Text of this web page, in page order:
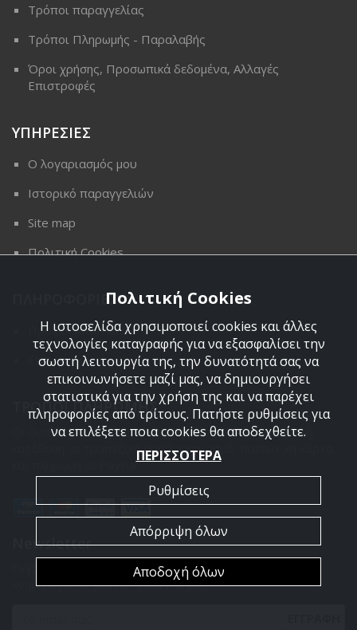
Τρόποι παραγγελίας
Τρόποι Πληρωμής - Παραλαβής
Όροι χρήσης, Προσωπικά δεδομένα, Αλλαγές
Επιστροφές
ΥΠΗΡΕΣΙΕΣ
Ο λογαριασμός μου
Ιστορικό παραγγελιών
Site map
Πολιτική Cookies
ΠΛΗΡΟΦΟΡΙΕΣ
Προφιλ ARMYland
Επικοινωνια
ΤΡΟΠΟΙ ΠΛΗΡΩΜΗΣ
Οι διαθέσιμοι τρόποι πληρωμής είναι η Αντικαταβολή,
κατάθεση σε τραπεζικό μας λογαριασμό, πιστωτική κάρτα
και πληρωμή με PayPal.
Newsletter
Εγγραφείτε στο newsletter μας για να είσαστε πάντα
ενημερωμένοι για τα προϊόντα μας.
Πολιτική Cookies
Η ιστοσελίδα χρησιμοποιεί cookies και άλλες
τεχνολογίες καταγραφής για να εξασφαλίσει την
σωστή λειτουργία της, την δυνατότητά σας να
επικοινωνήσετε μαζί μας, να δημιουργήσει
στατιστικά για την χρήση της και να παρέχει
πληροφορίες από τρίτους. Πατήστε ρυθμίσεις για
να επιλέξετε ποια cookies θα αποδεχθείτε.
ΠΕΡΙΣΣΟΤΕΡΑ
Ρυθμίσεις
Απόρριψη όλων
Αποδοχή όλων